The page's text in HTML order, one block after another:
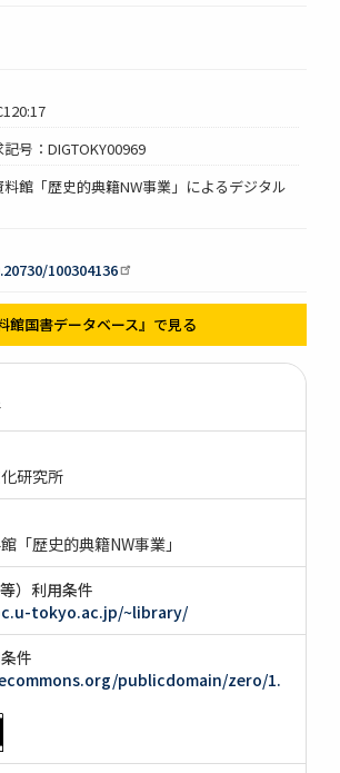
号：DIGTOKY00969
館「歴史的典籍NW事業」によるデジタル
100304136
館国書データベース』で見る
研究所
「歴史的典籍NW事業」
）利用条件
tokyo.ac.jp/~library/
件
publicdomain/zero/1.